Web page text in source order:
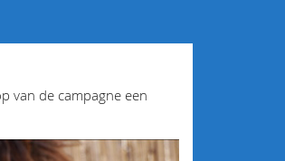
van de campagne een